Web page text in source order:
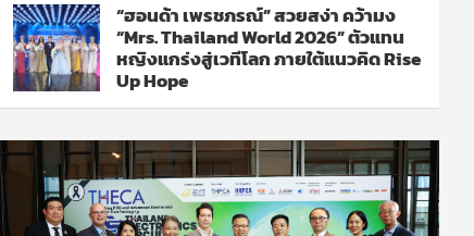
“ฮอนด้า เพรชภรณ์” สวยสง่า คว้ามง
“Mrs. Thailand World 2026” ตัวแทน
หญิงแกร่งสู่เวทีโลก ภายใต้แนวคิด Rise
Up Hope